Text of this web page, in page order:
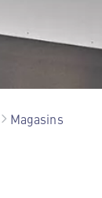
Magasins